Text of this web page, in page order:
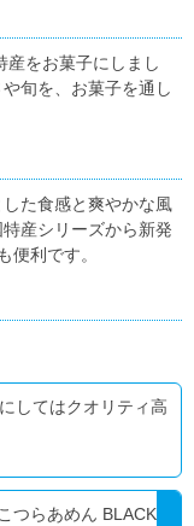
産をお菓子にしまし
旬を、お菓子を通し
た食感と爽やかな風
産シリーズから新発
便利です。
してはクオリティ高
つらあめん BLACK